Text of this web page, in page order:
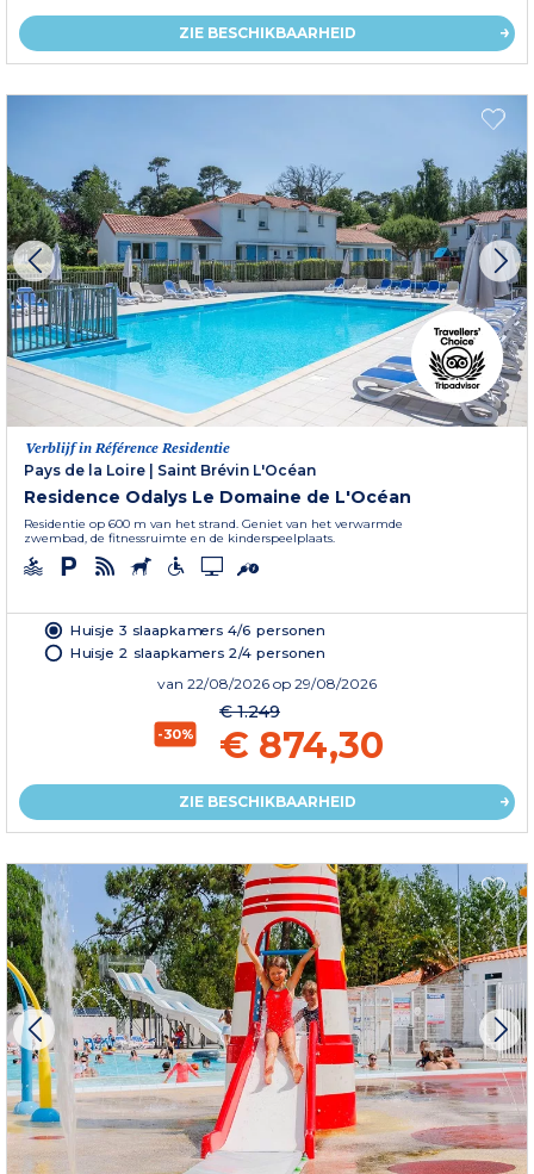
ZIE BESCHIKBAARHEID
Verblijf in Référence Residentie
Pays de la Loire
Saint Brévin L'Océan
Residence Odalys Le Domaine de L'Océan
Residentie op 600 m van het strand. Geniet van het verwarmde
zwembad, de fitnessruimte en de kinderspeelplaats.
Huisje 3 slaapkamers 4/6 personen
Huisje 2 slaapkamers 2/4 personen
van 22/08/2026 op 29/08/2026
-30%
€ 1.249
€ 874,30
ZIE BESCHIKBAARHEID